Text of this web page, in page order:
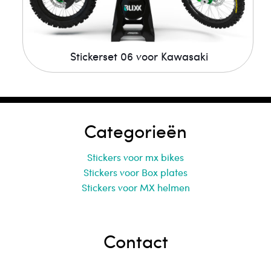
Stickerset 06 voor Kawasaki
Categorieën
Stickers voor mx bikes
Stickers voor Box plates
Stickers voor MX helmen
Contact